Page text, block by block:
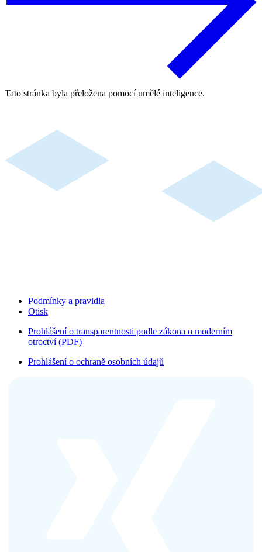
Tato stránka byla přeložena pomocí umělé inteligence.
Podmínky a pravidla
Otisk
Prohlášení o transparentnosti podle zákona o moderním
otroctví (PDF)
Prohlášení o ochraně osobních údajů